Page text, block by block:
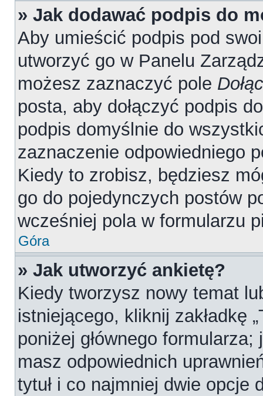
» Jak dodawać podpis do
Aby umieścić podpis pod
utworzyć go w Panelu
możesz zaznaczyć pole
posta, aby dołączyć podpis
podpis domyślnie do
zaznaczenie odpowiedniego
Kiedy to zrobisz, będziesz
go do pojedynczych postów
wcześniej pola w formularzu
Góra
» Jak utworzyć ankietę?
Kiedy tworzysz nowy temat
istniejącego, kliknij zakładkę
poniżej głównego
masz odpowiednich
tytuł i co najmniej dwie opcje